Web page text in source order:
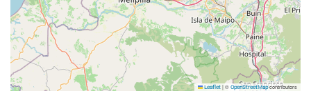
Leaflet |© OpenStreetMapcontributors